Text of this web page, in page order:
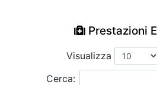
Prestazioni
Visualizza
Cerca: